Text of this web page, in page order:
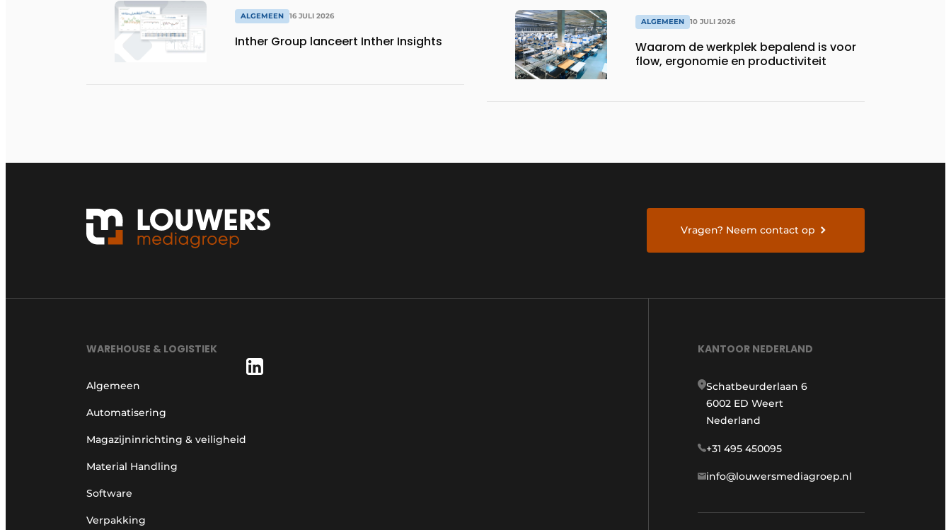
ALGEMEEN 16 JULI 2026
Inther Group lanceert Inther Insights
ALGEMEEN 10 JULI 2026
Waarom de werkplek bepalend is voor
flow, ergonomie en productiviteit
Vragen? Neem contact op
WAREHOUSE & LOGISTIEK
Algemeen
Automatisering
Magazijninrichting & veiligheid
Material Handling
Software
Verpakking
KANTOOR NEDERLAND
Schatbeurderlaan 6
6002 ED Weert
Nederland
+31 495 450095
info@louwersmediagroep.nl